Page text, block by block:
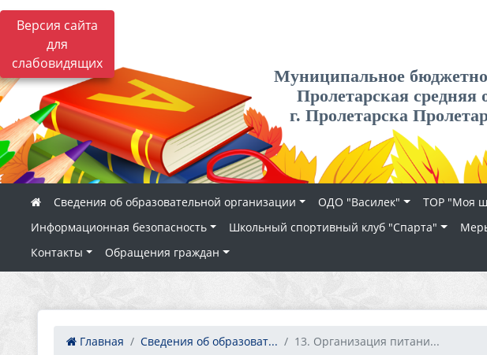
Версия сайта
для
слабовидящих
Муниципальное
Пролетарская
г. Пролетарска
Сведения об образовательной организации ОДО "Василек" ТОР "Моя
Информационная безопасность
Школьный спортивный клуб "Спарта"
Контакты
Обращения граждан
Главная Сведения об образоват... 13. Организация питани...